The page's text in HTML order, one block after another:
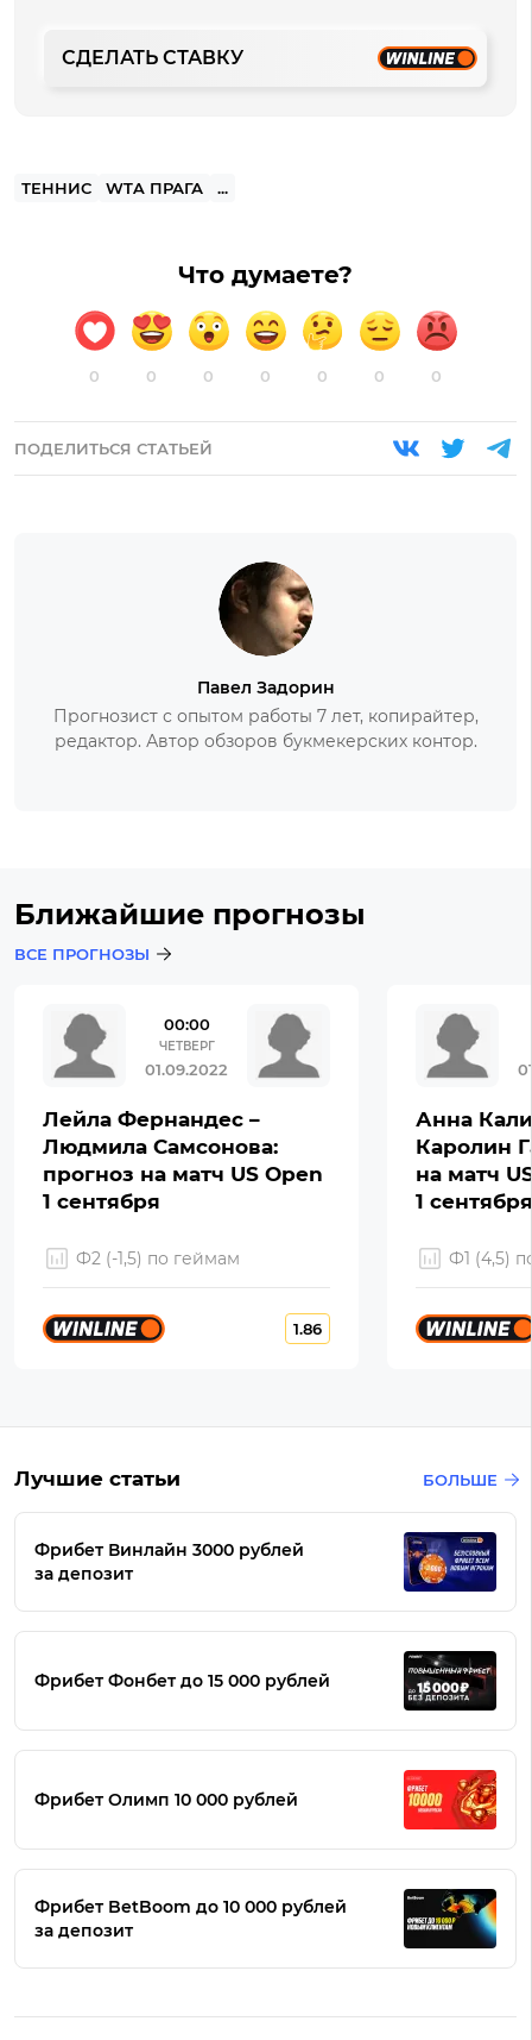
СДЕЛАТЬ СТАВКУ
ТЕННИС WTA ПРАГА ...
Что думаете?
0 0 0 0 0 0 0
ПОДЕЛИТЬСЯ СТАТЬЕЙ
Павел Задорин
Прогнозист с опытом работы 7 лет, копирайтер,
редактор. Автор обзоров букмекерских контор.
Ближайшие прогнозы
ВСЕ ПРОГНОЗЫ
00:00
ЧЕТВЕРГ
01.09.2022
Лейла Фернандес –
Людмила Самсонова:
прогноз на матч US Open
1 сентября
Ф2 (-1,5) по геймам
1.86
Анна
Каролин
на матч
1 сентября
Ф1 (4,5)
Лучшие статьи БОЛЬШЕ
Фрибет Винлайн 3000 рублей
за депозит
Фрибет Фонбет до 15 000 рублей
Фрибет Олимп 10 000 рублей
Фрибет BetBoom до 10 000 рублей
за депозит